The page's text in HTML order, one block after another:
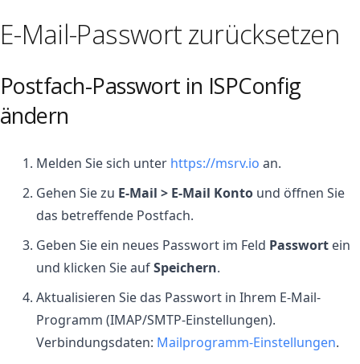
E-Mail-Passwort zurücksetzen
Postfach-Passwort in ISPConfig
ändern
Melden Sie sich unter https://msrv.io an.
Gehen Sie zu E-Mail > E-Mail Konto und öffnen Sie
das betreffende Postfach.
Geben Sie ein neues Passwort im Feld Passwort ein
und klicken Sie aufSpeichern.
Aktualisieren Sie das Passwort in Ihrem E-Mail-
Programm (IMAP/SMTP-Einstellungen).
Verbindungsdaten: Mailprogramm-Einstellungen.